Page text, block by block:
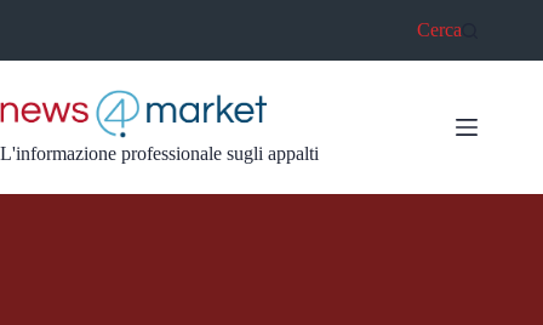
Cerca
L'informazione professionale sugli appalti